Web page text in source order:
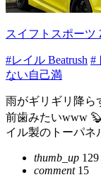
スイフトスポーツ
#レイル Beatrush #
ない自己満
雨がギリギリ降
前歯みたいwww
イル製のトーパネ
thumb_up 129
comment15